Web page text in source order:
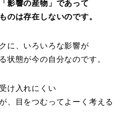
影響の産物」であって
のは存在しないのです。
に、いろいろな影響が
状態が今の自分なのです。
け入れにくい
、目をつむってよーく考える